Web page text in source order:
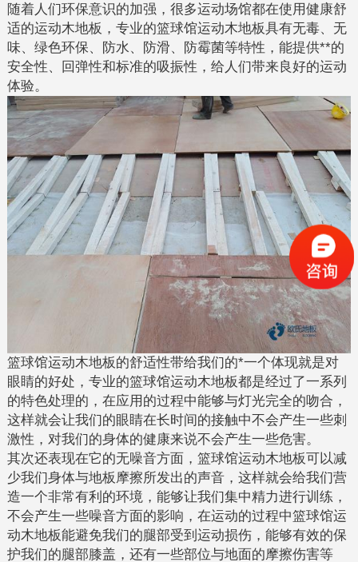
随着人们环保意识的加强，很多运动场馆都在使用健康舒
适的运动木地板，专业的篮球馆运动木地板具有无毒、无
味、绿色环保、防水、防滑、防霉菌等特性，能提供**的
安全性、回弹性和标准的吸振性，给人们带来良好的运动
体验。
篮球馆运动木地板的舒适性带给我们的*一个体现就是对
眼睛的好处，专业的篮球馆运动木地板都是经过了一系列
的特色处理的，在应用的过程中能够与灯光完全的吻合，
这样就会让我们的眼睛在长时间的接触中不会产生一些刺
激性，对我们的身体的健康来说不会产生一些危害。
其次还表现在它的无噪音方面，篮球馆运动木地板可以减
少我们身体与地板摩擦所发出的声音，这样就会给我们营
造一个非常有利的环境，能够让我们集中精力进行训练，
不会产生一些噪音方面的影响，在运动的过程中篮球馆运
动木地板能避免我们的腿部受到运动损伤，能够有效的保
护我们的腿部膝盖，还有一些部位与地面的摩擦伤害等